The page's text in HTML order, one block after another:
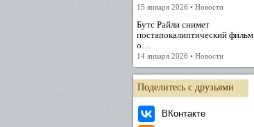
15 января 2026 • Новости
Бутс Райли снимет
постапокалиптический фильм
о…
14 января 2026 • Новости
Поделитесь с друзьями
ВКонтакте